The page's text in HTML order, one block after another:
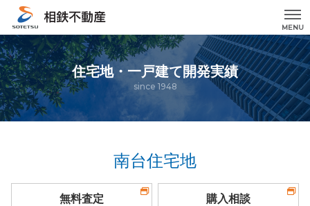
MENU
住宅地・一戸建て開発実績
since 1948
南台住宅地
無料査定 購入相談